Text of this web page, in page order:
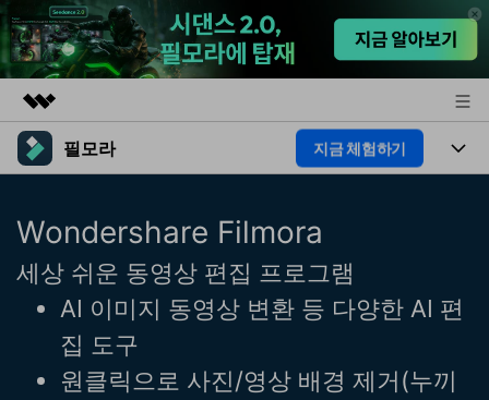
주요 제품
유틸리티
개요
솔루션
뉴스룸
플랜 및 가격
필모라 지금 체험하기
AI 기능 HOT
AI 꿀팁
영상 편집 자료실
동영상 편집하기
도움말 센터
Wondershare Filmora
세상 쉬운 동영상 편집 프로그램
AI 이미지 동영상 변환 등 다양한 AI 편
집 도구
원클릭으로 사진/영상 배경 제거(누끼